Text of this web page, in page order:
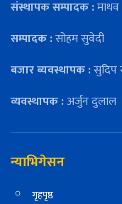
संस्थापक सम्पादक :
सम्पादक :सोहम सुवेदी
बजार ब्यवस्थापक :सुदिप
व्यवस्थापक :अर्जुन दुलाल
न्याभिगेसन
गृहपृष्ठ